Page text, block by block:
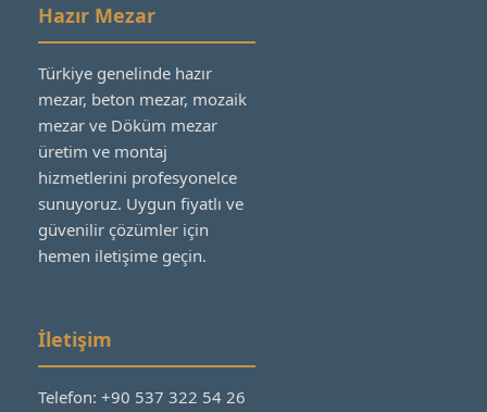
Hazır Mezar
Türkiye genelinde hazır
mezar, beton mezar, mozaik
mezar ve Döküm mezar
üretim ve montaj
hizmetlerini profesyonelce
sunuyoruz. Uygun fiyatlı ve
güvenilir çözümler için
hemen iletişime geçin.
İletişim
Telefon: +90 537 322 54 26